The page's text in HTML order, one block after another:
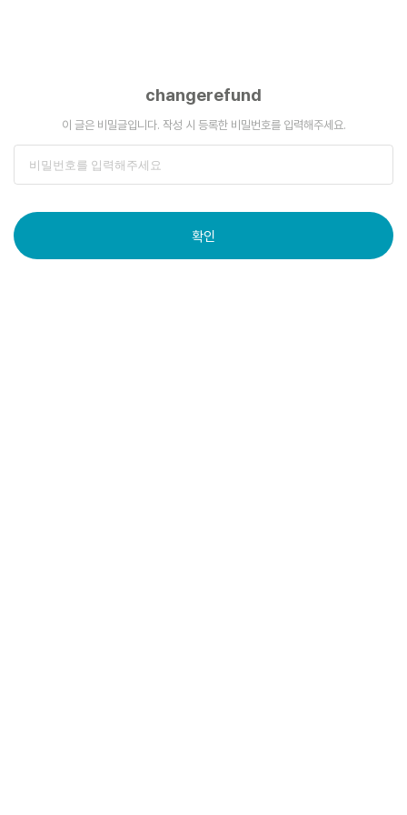
changerefund
이 글은 비밀글입니다. 작성 시 등록한 비밀번호를 입력해주세요.
확인